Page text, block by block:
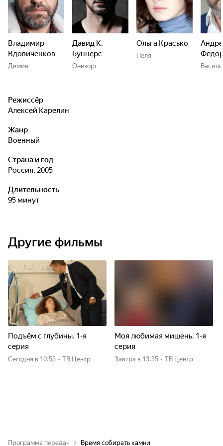
Владимир
Вдовиченков
Дёмин
Давид К.
Буннерс
Онезорг
Ольга Красько
Неля
Режиссёр
Алексей Карелин
Жанр
военный
Страна и год
Россия, 2005
Длительность
95 минут
Другие фильмы
Подъём с глубины. 1-я
серия
Сегодня в 10:55 • ТВ Центр
Моя любимая мишень. 1-я
серия
Завтра в 13:55 • ТВ Центр
Программа передач Время собирать камни